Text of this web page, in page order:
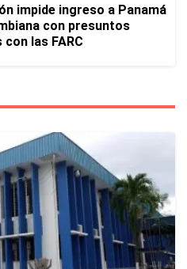
impide ingreso a Panamá
con presuntos
las FARC